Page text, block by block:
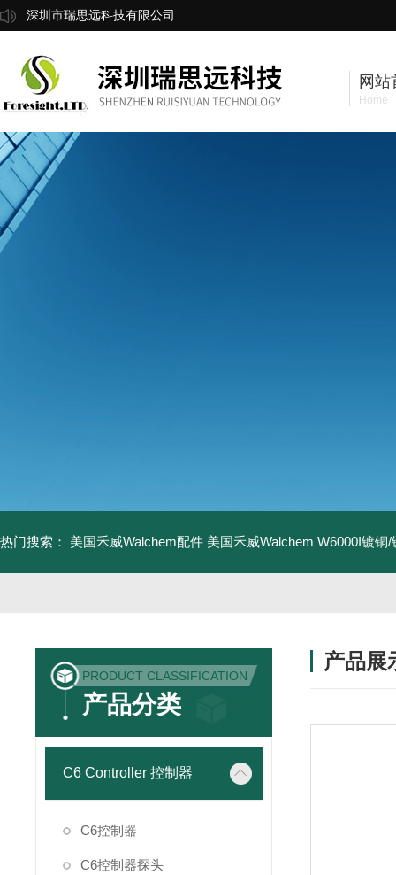
深圳市瑞思远科技有限公司
网站
Home
热门搜索： 美国禾威Walchem配件 美国禾威Walchem W6000I镀铜
PRODUCT CLASSIFICATION
产品分类
C6 Controller 控制器
C6控制器
C6控制器探头
产品展